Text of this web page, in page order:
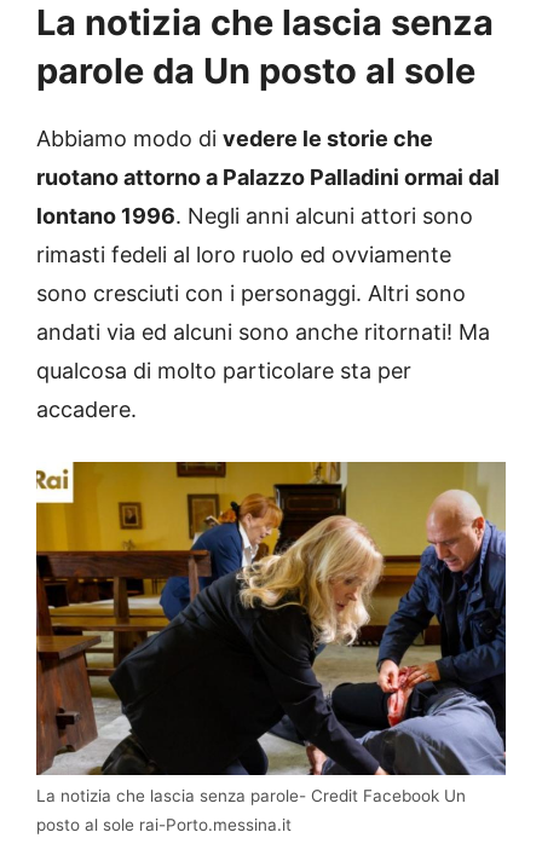
La notizia che lascia senza
parole da Un posto al sole
Abbiamo modo di vedere le storie che
ruotano attorno a Palazzo Palladini ormai dal
lontano 1996. Negli anni alcuni attori sono
rimasti fedeli al loro ruolo ed ovviamente
sono cresciuti con i personaggi. Altri sono
andati via ed alcuni sono anche ritornati! Ma
qualcosa di molto particolare sta per
accadere.
La notizia che lascia senza parole- Credit Facebook Un
posto al sole rai-Porto.messina.it